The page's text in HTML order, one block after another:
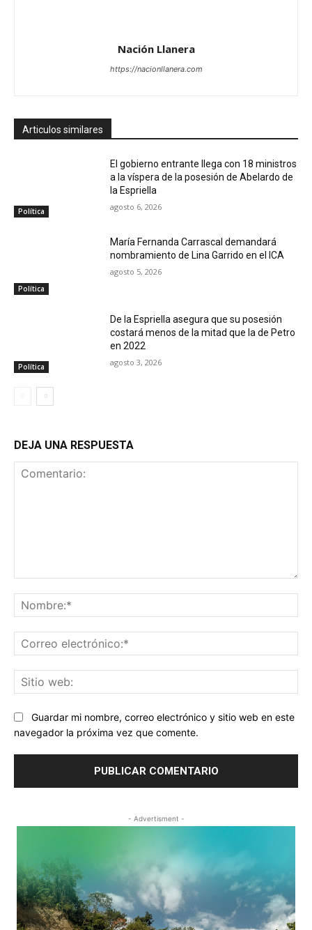
Nación Llanera
https://nacionllanera.com
Articulos similares
Política
El gobierno entrante llega con 18 ministros
a la víspera de la posesión de Abelardo de
la Espriella
agosto 6, 2026
Política
María Fernanda Carrascal demandará
nombramiento de Lina Garrido en el ICA
agosto 5, 2026
Política
De la Espriella asegura que su posesión
costará menos de la mitad que la de Petro
en 2022
agosto 3, 2026
DEJA UNA RESPUESTA
Guardar mi nombre, correo electrónico y sitio web en este
navegador la próxima vez que comente.
- Advertisment -